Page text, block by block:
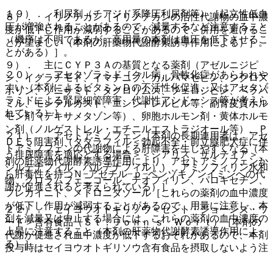
１９）． 利尿剤（チアジド系降圧利尿剤等）［起立性低血
圧が増強されることがあるので、減量するなど注意すること
（機序は不明であるが、高用量の本剤は血圧を低下させるこ
とがある）］。
２０）． アセタゾラミド［クル病、骨軟化症があらわれや
すい（本剤によるビタミンＤの不活性化促進、又はアセタゾ
ラミドによる腎尿細管障害、代謝性アシドーシス等が考えら
れている）］。
２１）． アセトアミノフェン［本剤の長期連用者は、アセ
トアミノフェンの代謝物による肝障害を生じやすくなる（本
剤の肝薬物代謝酵素誘導作用により、アセトアミノフェンか
ら肝毒性を持つＮ−アセチル−ｐ−ベンゾキノンイミンへの代
謝が促進されると考えられている）］。
２２）． セイヨウオトギリソウ＜セント・ジョーンズ・ワ
ート＞含有食品（Ｓｔ．Ｊｏｈｎ’ｓ Ｗｏｒｔ）［本剤の
代謝が促進され血中濃度が低下するおそれがあるので、本剤
投与時はセイヨウオトギリソウ含有食品を摂取しないよう注
８）． イリノテカン［イリノテカンの活性代謝物の血中濃
度が低下し作用が減弱することがあるので、併用を避けるこ
とが望ましい（本剤の肝薬物代謝酵素誘導作用による）］。
９）． 主にＣＹＰ３Ａの基質となる薬剤（アゼルニジピ
ン、イグラチモド、イマチニブ、カルバマゼピン、シクロス
ポリン、ゾニサミド、タクロリムス、フェロジピン、ベラパ
ミル、モンテルカスト、エンシトレルビル等、副腎皮質ホル
モン剤（デキサメタゾン等）、卵胞ホルモン剤・黄体ホルモ
ン剤（ノルゲストレル・エチニルエストラジオール等）、Ｐ
ＤＥ５阻害剤（タダラフィル＜勃起不全・前立腺肥大症に伴
う排尿障害を適応とする場合＞＜シアリス、ザルティア＞、
シルデナフィル、バルデナフィル））、アミノフィリン水和
物、クロラムフェニコール、テオフィリン、パロキセチン、
フレカイニド、メトロニダゾール［これらの薬剤の血中濃度
が低下し作用が減弱することがあるので、用量に注意し、本
剤を減量又は中止する場合には、これらの薬剤の血中濃度の
上昇に注意すること（本剤の肝薬物代謝酵素誘導作用によ
る）］。